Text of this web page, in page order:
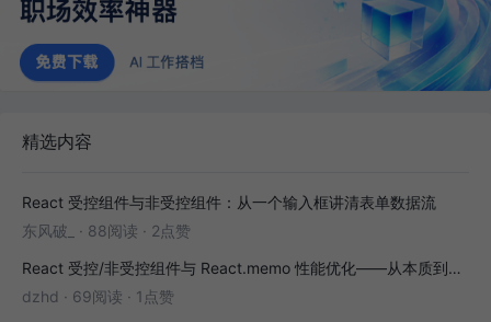
精选内容
React 受控组件与非受控组件：从一个输入框讲清表单数据流
东风破_
· 88阅读 · 2点赞
React 受控/非受控组件与 React.memo 性能优化——从本质到实战
dzhd · 69阅读 · 1点赞